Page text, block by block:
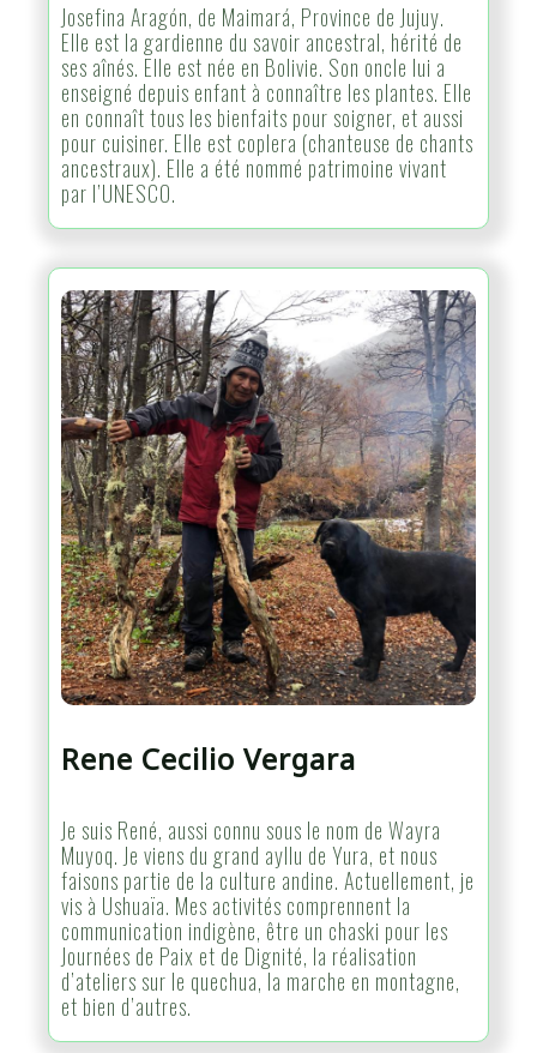
Josefina Aragón, de Maimará, Province de Jujuy.
Elle est la gardienne du savoir ancestral, hérité de
ses aînés. Elle est née en Bolivie. Son oncle lui a
enseigné depuis enfant à connaître les plantes. Elle
en connaît tous les bienfaits pour soigner, et aussi
pour cuisiner. Elle est coplera (chanteuse de chants
ancestraux). Elle a été nommé patrimoine vivant
par l’UNESCO.
Rene Cecilio Vergara
Je suis René, aussi connu sous le nom de Wayra
Muyoq. Je viens du grand ayllu de Yura, et nous
faisons partie de la culture andine. Actuellement, je
vis à Ushuaïa. Mes activités comprennent la
communication indigène, être un chaski pour les
Journées de Paix et de Dignité, la réalisation
d’ateliers sur le quechua, la marche en montagne,
et bien d’autres.